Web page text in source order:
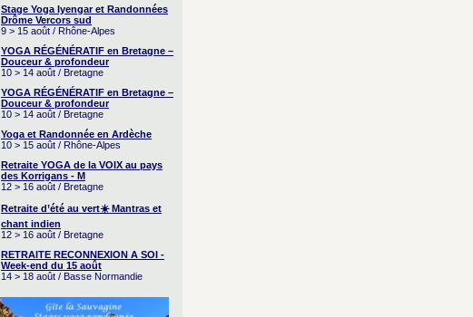
Stage Yoga Iyengar et Randonnées
Drôme Vercors sud
9 > 15 août / Rhône-Alpes
YOGA RÉGÉNÉRATIF en Bretagne –
Douceur & profondeur
10 > 14 août / Bretagne
YOGA RÉGÉNÉRATIF en Bretagne –
Douceur & profondeur
10 > 14 août / Bretagne
Yoga et Randonnée en Ardèche
10 > 15 août / Rhône-Alpes
Retraite YOGA de la VOIX au pays
des Korrigans - M
12 > 16 août / Bretagne
Retraite d’été au vert☀️ Mantras et
chant indien
12 > 16 août / Bretagne
RETRAITE RECONNEXION A SOI -
Week-end du 15 août
14 > 18 août / Basse Normandie